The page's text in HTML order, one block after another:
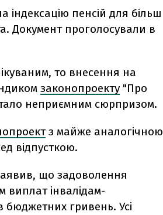
пенсій для більш
Документ проголосували в
то внесення на
законопроекту "Про
неприємним сюрпризом.
з майже аналогічною
відпусткою.
що задоволення
виплат інвалідам-
бюджетних гривень. Усі